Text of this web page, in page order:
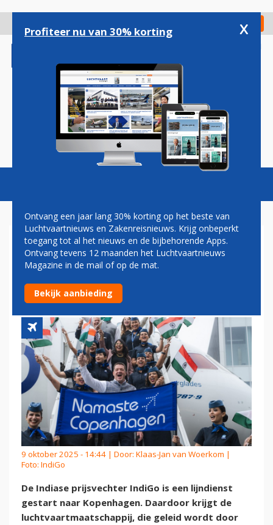
gaan
Check in
Magazine Podcasts Vacatures
PIETER ELBERS BREIDT
EUROPESE VOETAFDRUK
INDIGO VERDER UIT
9 oktober 2025 - 14:44 | Door: Klaas-Jan van Woerkom |
Foto: IndiGo
De Indiase prijsvechter IndiGo is een lijndienst
gestart naar Kopenhagen. Daardoor krijgt de
luchtvaartmaatschappij, die geleid wordt door
Profiteer nu van 30% korting x
Ontvang een jaar lang 30% korting op het beste van
Luchtvaartnieuws en Zakenreisnieuws. Krijg onbeperkt
toegang tot al het nieuws en de bijbehorende Apps.
Ontvang tevens 12 maanden het Luchtvaartnieuws
Magazine in de mail of op de mat.
Bekijk aanbieding